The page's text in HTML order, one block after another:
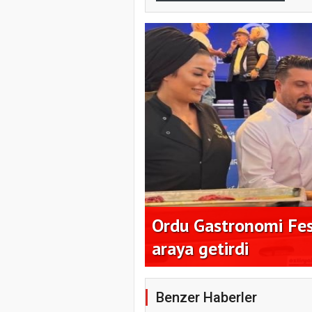
Ordu Gastronomi
araya getirdi
Benzer Haberler